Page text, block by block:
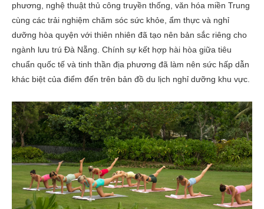
phương, nghệ thuật thủ công truyền thống, văn hóa miền Trung
cùng các trải nghiệm chăm sóc sức khỏe, ẩm thực và nghỉ
dưỡng hòa quyện với thiên nhiên đã tạo nên bản sắc riêng cho
ngành lưu trú Đà Nẵng. Chính sự kết hợp hài hòa giữa tiêu
chuẩn quốc tế và tinh thần địa phương đã làm nên sức hấp dẫn
khác biệt của điểm đến trên bản đồ du lịch nghỉ dưỡng khu vực.